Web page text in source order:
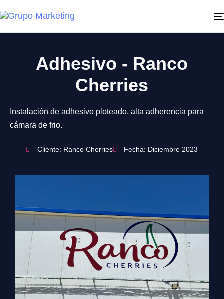
Adhesivo - Ranco
Cherries
Instalación de adhesivo ploteado, alta adherencia para
cámara de frio.
Cliente: Ranco Cherries Fecha: Diciembre 2023